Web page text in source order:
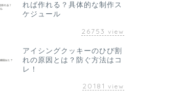
れば作れる？具体的な制作ス
ケジュール
26753 view
アイシングクッキーのひび割
れの原因とは？防ぐ方法はコ
レ！
20181 view